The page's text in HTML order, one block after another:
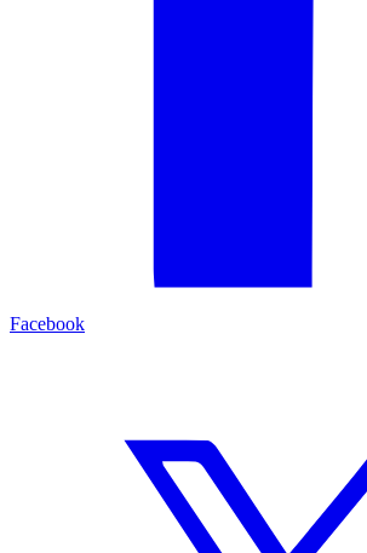
Facebook